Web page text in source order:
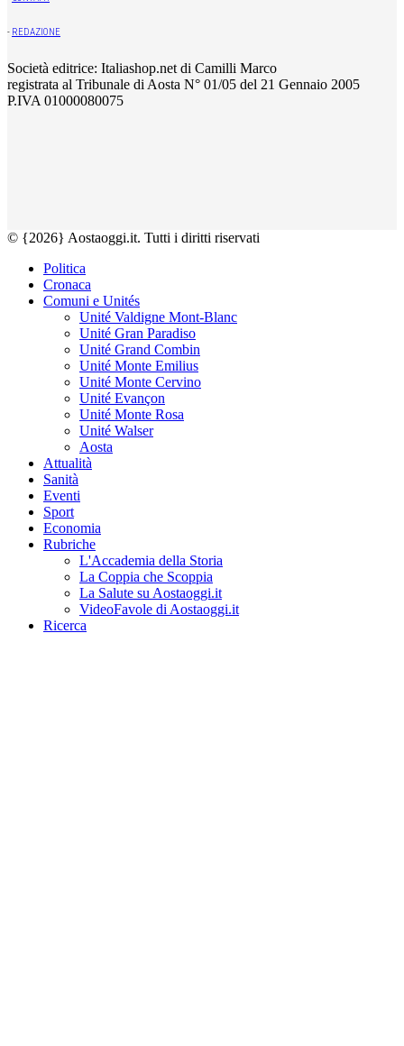
- REDAZIONE
Società editrice: Italiashop.net di Camilli Marco
registrata al Tribunale di Aosta N° 01/05 del 21 Gennaio 2005
P.IVA 01000080075
© {2026} Aostaoggi.it. Tutti i diritti riservati
Politica
Cronaca
Comuni e Unités
Unité Valdigne Mont-Blanc
Unité Gran Paradiso
Unité Grand Combin
Unité Monte Emilius
Unité Monte Cervino
Unité Evançon
Unité Monte Rosa
Unité Walser
Aosta
Attualità
Sanità
Eventi
Sport
Economia
Rubriche
L'Accademia della Storia
La Coppia che Scoppia
La Salute su Aostaoggi.it
VideoFavole di Aostaoggi.it
Ricerca